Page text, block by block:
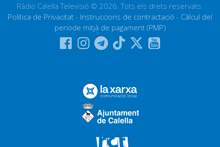
Ràdio Calella Televisió © 2026. Tots els drets reservats.
Política de Privacitat - Instruccions de contractació - Càlcul del
període mitjà de pagament (PMP)